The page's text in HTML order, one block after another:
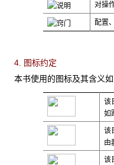
对操
配置
4. 图标约定
本书使用的图标及其含义如
该
如
该
由
该